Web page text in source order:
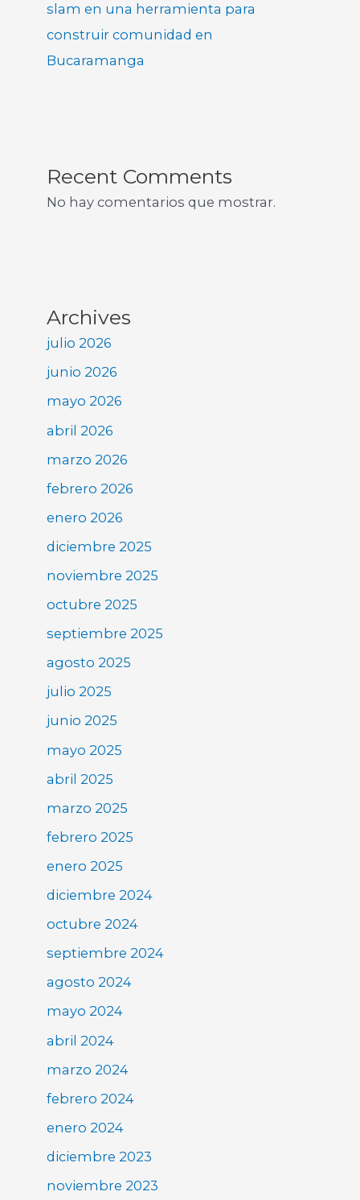
slam en una herramienta para
construir comunidad en
Bucaramanga
Recent Comments
No hay comentarios que mostrar.
Archives
julio 2026
junio 2026
mayo 2026
abril 2026
marzo 2026
febrero 2026
enero 2026
diciembre 2025
noviembre 2025
octubre 2025
septiembre 2025
agosto 2025
julio 2025
junio 2025
mayo 2025
abril 2025
marzo 2025
febrero 2025
enero 2025
diciembre 2024
octubre 2024
septiembre 2024
agosto 2024
mayo 2024
abril 2024
marzo 2024
febrero 2024
enero 2024
diciembre 2023
noviembre 2023